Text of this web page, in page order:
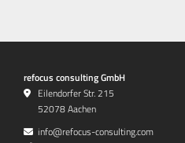
refocus consulting GmbH
Eilendorfer Str. 215
52078 Aachen
info@refocus-consulting.com